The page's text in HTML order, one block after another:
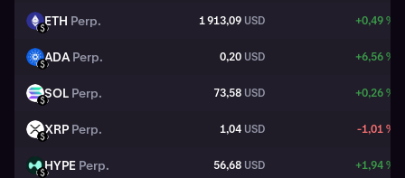
ETH
USDETH Perp. 1 913,09 USD +0,49 %
ADA
USDADAPerp. 0,20 USD +6,56 %
SOL
USDSOL Perp. 73,58 USD +0,26 %
XRP
USDXRP Perp. 1,04 USD -1,01 %
HYPE
USDHYPE Perp. 56,68 USD +1,94 %